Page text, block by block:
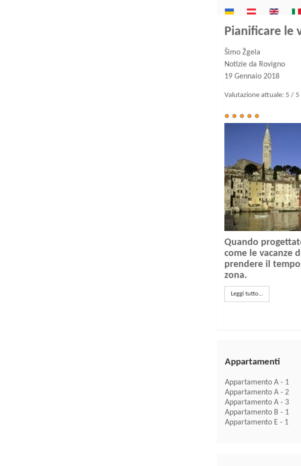
Pianificare le
Šimo Žgela
Notizie da Rovigno
19 Gennaio 2018
Valutazione attuale: 5 / 5
Quando
come le vacanze
prendere il
zona.
Leggi tutto...
Appartamenti
Appartamento A - 1
Appartamento A - 2
Appartamento A - 3
Appartamento B - 1
Appartamento E - 1